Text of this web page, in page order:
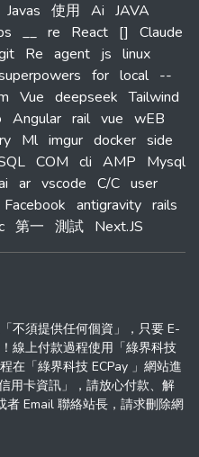
Javas 使用 Ai JAVA
__ re React []
Claude
Re agent js linux
for local --
Vue deepseek Tailwind
Angular rail vue wEB
Ml imgur docker side
COM cli AMP
Mysql
ar vscode C/C user
Facebook antigravity rails
第一 測試 Next.JS
不須提供任何個資」，只要 E-
線上付款過程使用「綠界科技
在「綠界科技 ECPay 」網站進
用卡資訊」，請放心付款、解
者 Email 聯絡站長，請求刪除網